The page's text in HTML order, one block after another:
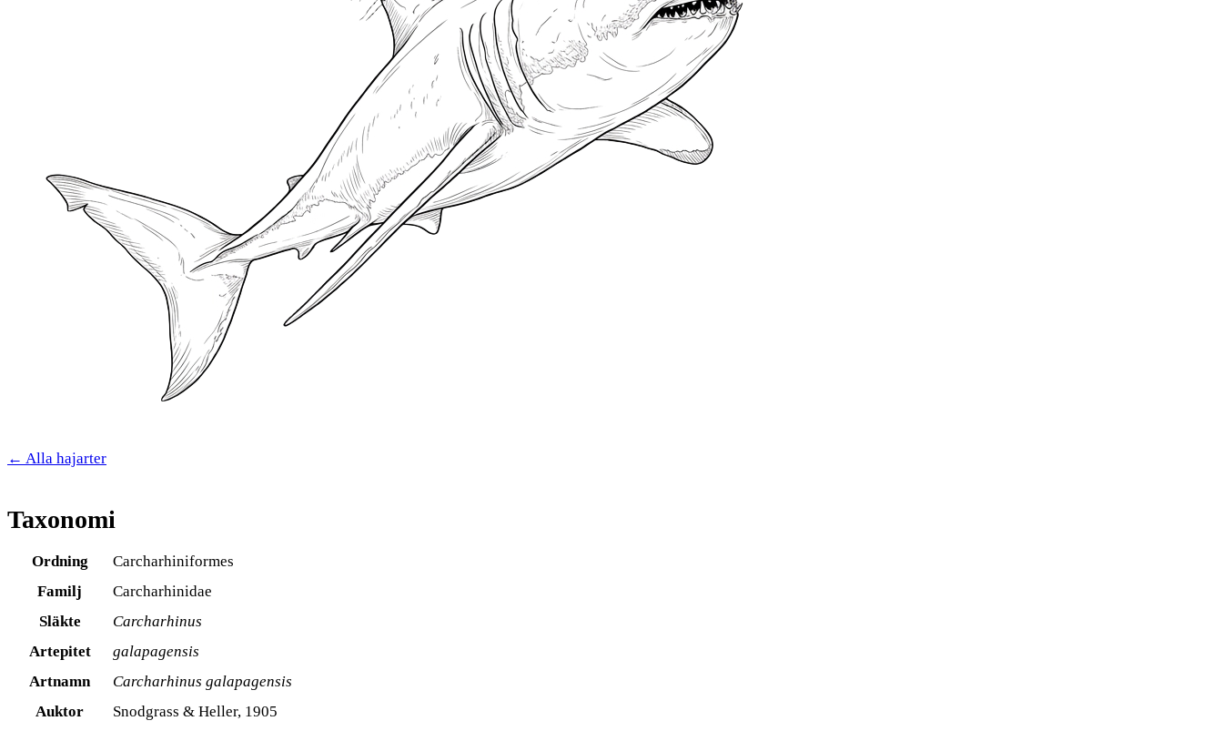
← Alla hajarter
Taxonomi
Ordning
Carcharhiniformes
Familj
Carcharhinidae
Släkte
Carcharhinus
Artepitet
galapagensis
Artnamn
Carcharhinus galapagensis
Auktor
Snodgrass & Heller, 1905